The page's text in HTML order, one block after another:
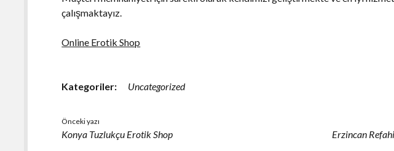
çalışmaktayız.
Online Erotik Shop
Kategoriler: Uncategorized
Önceki yazı
Konya Tuzlukçu Erotik Shop Erzincan